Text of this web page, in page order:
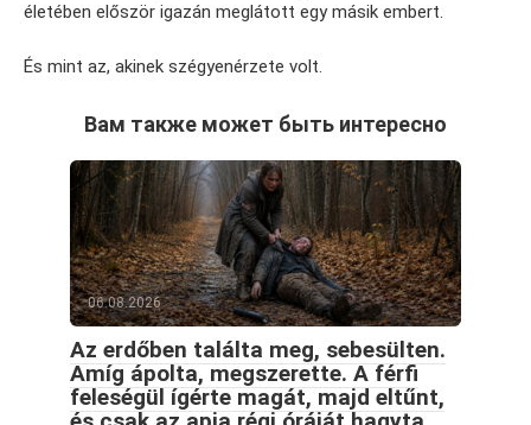
életében először igazán meglátott egy másik embert.
És mint az, akinek szégyenérzete volt.
Вам также может быть интересно
06.08.2026
Az erdőben találta meg, sebesülten.
Amíg ápolta, megszerette. A férfi
feleségül ígérte magát, majd eltűnt,